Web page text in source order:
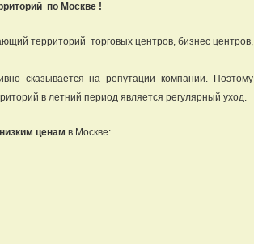
по Москве !
территорий торговых центров, бизнес центров,
сказывается на репутации компании. Поэтому
в летний период является регулярный уход.
ценам в Москве: